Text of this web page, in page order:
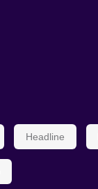
Headline